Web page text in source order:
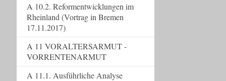
A 10.2. Reformentwicklungen im
Rheinland (Vortrag in Bremen
17.11.2017)
A 11 VORALTERSARMUT -
VORRENTENARMUT
A 11.1. Ausführliche Analyse